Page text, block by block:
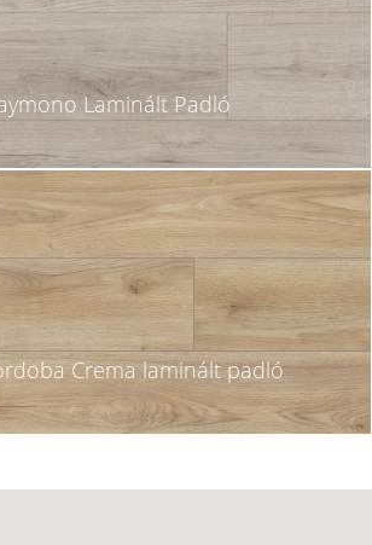
Laminált Padló
Crema laminált padló